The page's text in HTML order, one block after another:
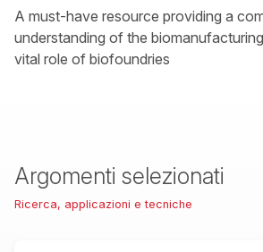
A must-have resource providing a
understanding of the
vital role of biofoundries
Argomenti selezionati
Ricerca, applicazioni e tecniche